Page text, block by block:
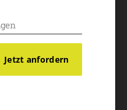
Jetzt anfordern